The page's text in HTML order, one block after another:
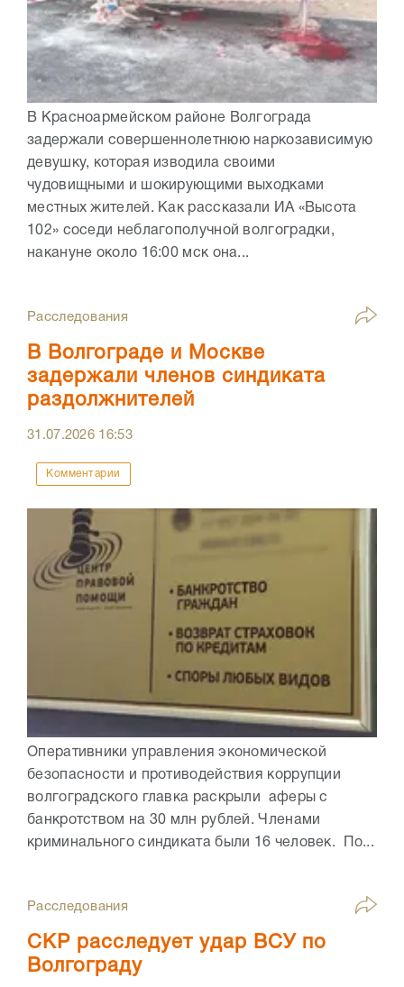
В Красноармейском районе Волгограда
задержали совершеннолетнюю наркозависимую
девушку, которая изводила своими
чудовищными и шокирующими выходками
местных жителей. Как рассказали ИА «Высота
102» соседи неблагополучной волгоградки,
накануне около 16:00 мск она...
Расследования
В Волгограде и Москве
задержали членов синдиката
раздолжнителей
31.07.2026 16:53
Комментарии
Оперативники управления экономической
безопасности и противодействия коррупции
волгоградского главка раскрыли аферы с
банкротством на 30 млн рублей. Членами
криминального синдиката были 16 человек. По...
Расследования
СКР расследует удар ВСУ по
Волгограду